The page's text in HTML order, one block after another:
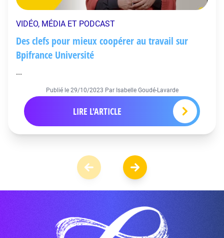
VIDÉO, MÉDIA ET PODCAST
Des clefs pour mieux coopérer au travail sur
Bpifrance Université
...
Publié le 29/10/2023 Par Isabelle Goudé-Lavarde
LIRE L'ARTICLE